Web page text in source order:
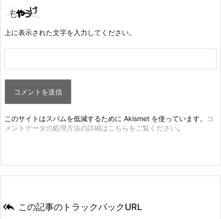
上に表示された文字を入力してください。
このサイトはスパムを低減するために Akismet を使っています。
コ
メントデータの処理方法の詳細はこちらをご覧ください。
 この記事のトラックバックURL